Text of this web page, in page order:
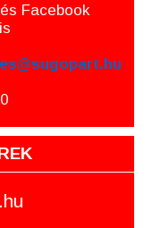
Facebook